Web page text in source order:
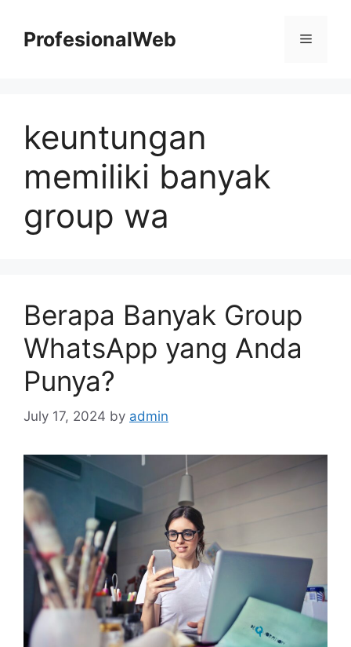
contentProfesionalWeb Menu
keuntungan
memiliki banyak
group wa
Berapa Banyak Group
WhatsApp yang Anda
Punya?
July 17, 2024 by admin